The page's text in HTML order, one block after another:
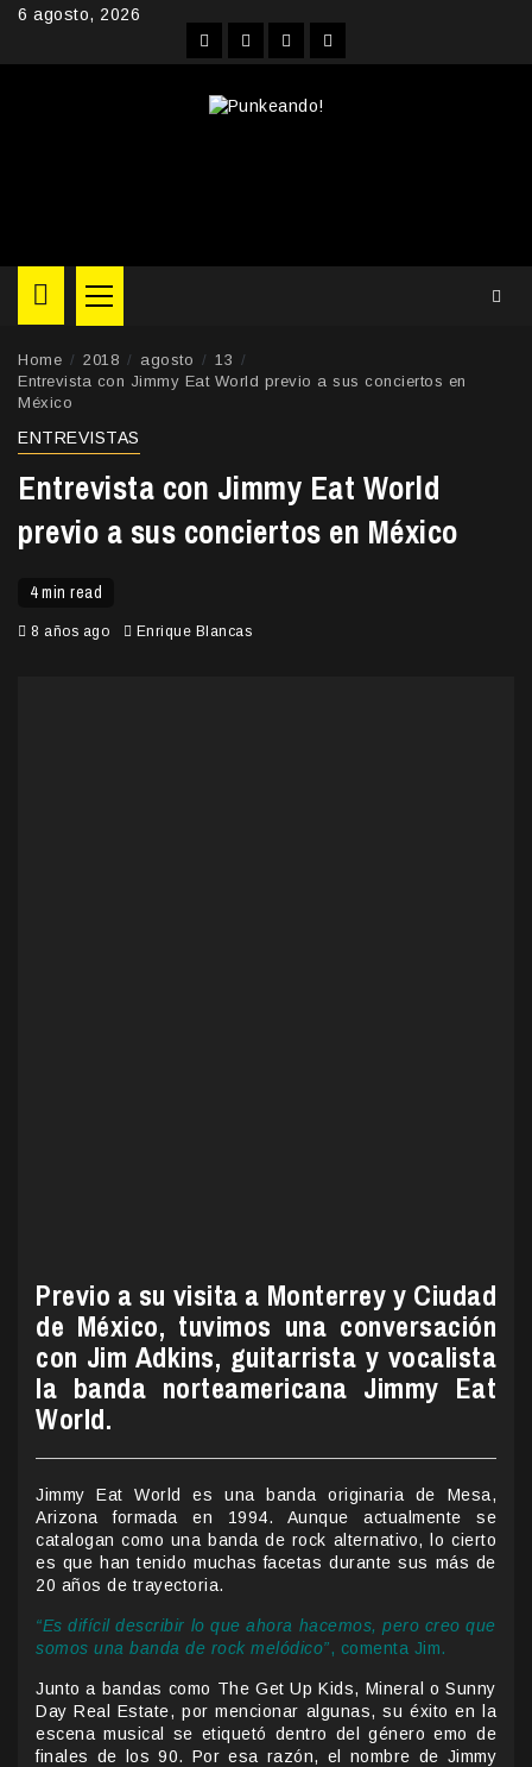
Skip6 agosto, 2026
FacebookInstagram
YouTubeTwitter
Primary
Menu
Home 2018 agosto
13
Entrevista con Jimmy Eat World previo a sus conciertos en
México
ENTREVISTAS
Entrevista con Jimmy Eat World
previo a sus conciertos en México
4 min read
8 años ago Enrique Blancas
Previo a su visita a Monterrey y Ciudad
de México, tuvimos una conversación
con Jim Adkins, guitarrista y vocalista
la banda norteamericana Jimmy Eat
World.
Jimmy Eat World es una banda originaria de Mesa,
Arizona formada en 1994. Aunque actualmente se
catalogan como una banda de rock alternativo, lo cierto
es que han tenido muchas facetas durante sus más de
20 años de trayectoria.
“Es difícil describir lo que ahora hacemos, pero creo que
somos una banda de rock melódico”, comenta Jim.
Junto a bandas como The Get Up Kids, Mineral o Sunny
Day Real Estate, por mencionar algunas, su éxito en la
escena musical se etiquetó dentro del género emo de
finales de los 90. Por esa razón, el nombre de Jimmy